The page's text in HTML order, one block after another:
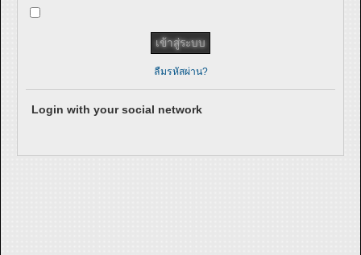
ลืมรหัสผ่าน?
Login with your social network